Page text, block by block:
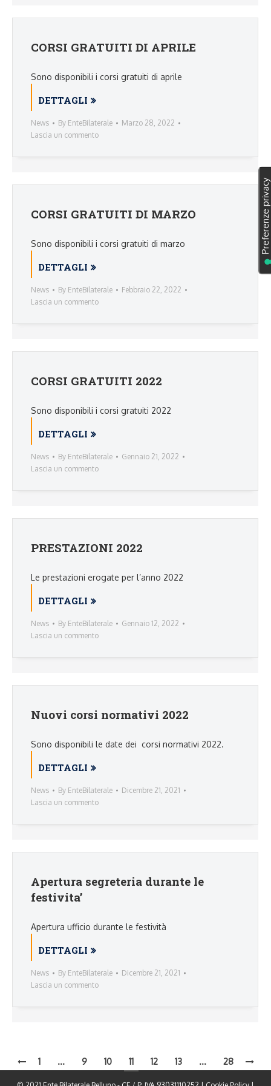
CORSI GRATUITI DI APRILE
Sono disponibili i corsi gratuiti di aprile
DETTAGLI
News By EnteBilaterale
Marzo 28, 2022
Lascia un commento
CORSI GRATUITI DI MARZO
Sono disponibili i corsi gratuiti di marzo
DETTAGLI
News By EnteBilaterale
Febbraio 22, 2022
Lascia un commento
CORSI GRATUITI 2022
Sono disponibili i corsi gratuiti 2022
DETTAGLI
News By EnteBilaterale
Gennaio 21, 2022
Lascia un commento
PRESTAZIONI 2022
Le prestazioni erogate per l’anno 2022
DETTAGLI
News By EnteBilaterale
Gennaio 12, 2022
Lascia un commento
Nuovi corsi normativi 2022
Sono disponibili le date dei corsi normativi 2022.
DETTAGLI
News By EnteBilaterale
Dicembre 21, 2021
Lascia un commento
Apertura segreteria durante le
festivita’
Apertura ufficio durante le festività
DETTAGLI
News By EnteBilaterale
Dicembre 21, 2021
Lascia un commento
1 … 9 10 11 12 13 … 28